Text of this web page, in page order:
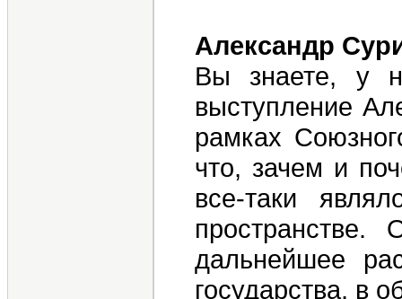
Александр
Вы знаете, у
выступление
рамках
что, зачем и
все-таки
дальнейшее
государства, в